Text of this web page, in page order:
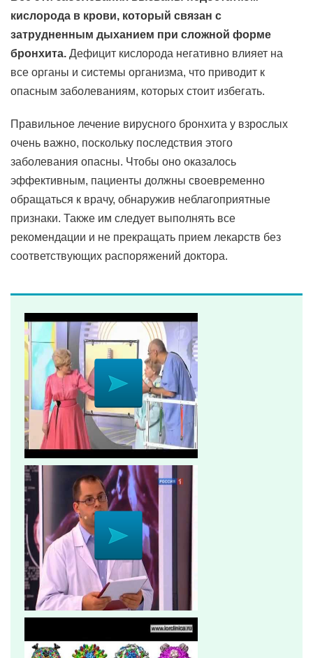
кислорода в крови, который связан с
затрудненным дыханием при сложной форме
бронхита. Дефицит кислорода негативно влияет на
все органы и системы организма, что приводит к
опасным заболеваниям, которых стоит избегать.
Правильное лечение вирусного бронхита у взрослых
очень важно, поскольку последствия этого
заболевания опасны. Чтобы оно оказалось
эффективным, пациенты должны своевременно
обращаться к врачу, обнаружив неблагоприятные
признаки. Также им следует выполнять все
рекомендации и не прекращать прием лекарств без
соответствующих распоряжений доктора.